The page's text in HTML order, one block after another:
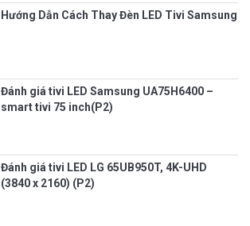
Hướng Dẫn Cách Thay Đèn LED Tivi Samsung
Đánh giá tivi LED Samsung UA75H6400 –
smart tivi 75 inch(P2)
Đánh giá tivi LED LG 65UB950T, 4K-UHD
(3840 x 2160) (P2)